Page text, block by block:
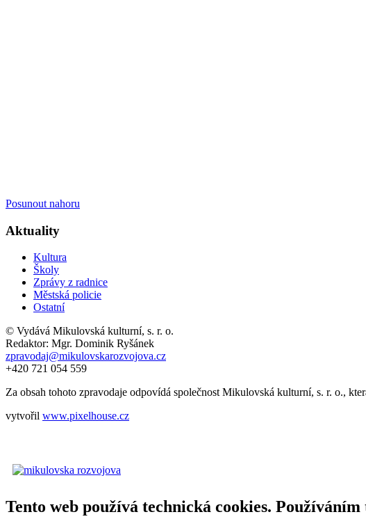
Posunout nahoru
Aktuality
Kultura
Školy
Zprávy z radnice
Městská policie
Ostatní
© Vydává Mikulovská kulturní, s. r. o.
Redaktor: Mgr. Dominik Ryšánek
zpravodaj@mikulovskarozvojova.cz
+420 721 054 559
Za obsah tohoto zpravodaje odpovídá společnost Mikulovská kulturní, s. r. o.,
vytvořil www.pixelhouse.cz
Tento web používá technická cookies.